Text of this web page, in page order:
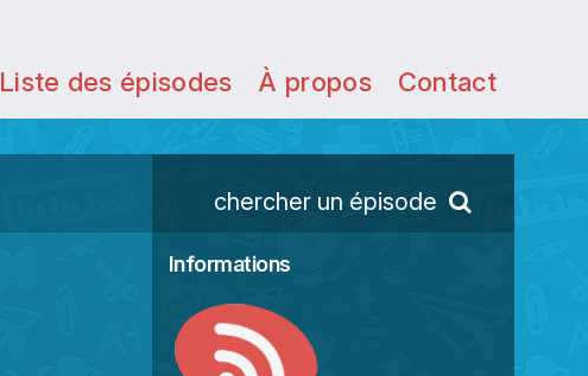
Liste des épisodes À propos Contact
chercher un épisode
Informations